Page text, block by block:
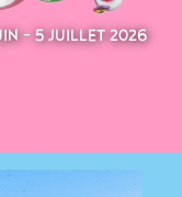
- 5 JUILLET 2026